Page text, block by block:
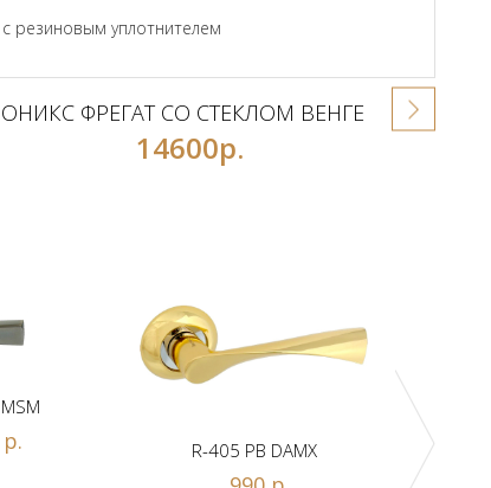
резиновым уплотнителем
ОНИКС ФРЕГАТ СО СТЕКЛОМ ВЕНГЕ
14600р.
R-405 PB DAMX